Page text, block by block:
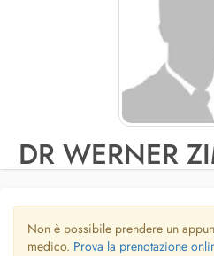
DR WERNER
Non è possibile prendere un
medico. Prova la prenotazione